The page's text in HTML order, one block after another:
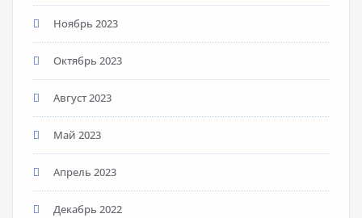
Ноябрь 2023
Октябрь 2023
Август 2023
Май 2023
Апрель 2023
Декабрь 2022